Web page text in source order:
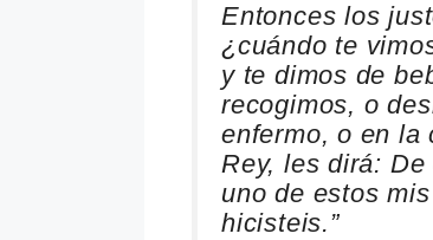
Entonces los
¿cuándo te
y te dimos de
recogimos, o
enfermo, o en la
Rey, les dirá:
uno de estos
hicisteis.”